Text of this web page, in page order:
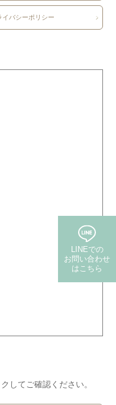
イバシーポリシー
してご確認ください。
LINEでの
お問い合わせ
はこちら